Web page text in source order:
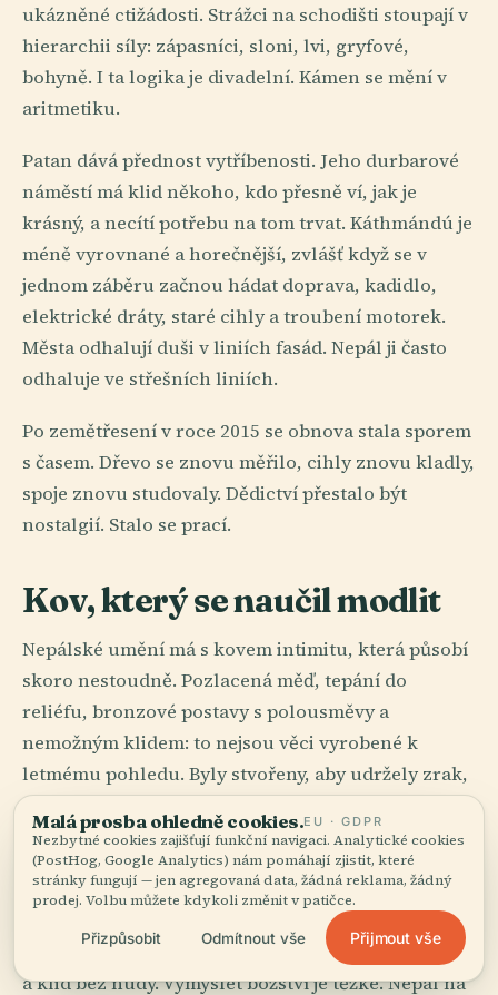
ukázněné ctižádosti. Strážci na schodišti stoupají v
hierarchii síly: zápasníci, sloni, lvi, gryfové,
bohyně. I ta logika je divadelní. Kámen se mění v
aritmetiku.
Patan dává přednost vytříbenosti. Jeho durbarové
náměstí má klid někoho, kdo přesně ví, jak je
krásný, a necítí potřebu na tom trvat. Káthmándú je
méně vyrovnané a horečnější, zvlášť když se v
jednom záběru začnou hádat doprava, kadidlo,
elektrické dráty, staré cihly a troubení motorek.
Města odhalují duši v liniích fasád. Nepál ji často
odhaluje ve střešních liniích.
Po zemětřesení v roce 2015 se obnova stala sporem
s časem. Dřevo se znovu měřilo, cihly znovu kladly,
spoje znovu studovaly. Dědictví přestalo být
nostalgií. Stalo se prací.
Kov, který se naučil modlit
Nepálské umění má s kovem intimitu, která působí
skoro nestoudně. Pozlacená měď, tepání do
reliéfu, bronzové postavy s polousměvy a
nemožným klidem: to nejsou věci vyrobené k
letmému pohledu. Byly stvořeny, aby udržely zrak,
kouř, saze z máslových lamp i staletí dotyků.
Staré dílny Káthmándského údolí naučily Tibet, jak
může posvátno vypadat ve slitině. Řemeslníci z
údolí byli žádaní napříč Himálajem, protože jejich
božstva měla váhu bez tíže, ornament bez přebytku
a klid bez nudy. Vymyslet božství je těžké. Nepál na
Malá prosba ohledně cookies.EU · GDPR
Nezbytné cookies zajišťují funkční navigaci. Analytické cookies
(PostHog, Google Analytics) nám pomáhají zjistit, které
stránky fungují — jen agregovaná data, žádná reklama, žádný
prodej. Volbu můžete kdykoli změnit v patičce.
Přizpůsobit Odmítnout vše Přijmout vše